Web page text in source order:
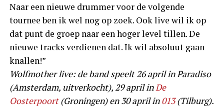
Naar een nieuwe drummer voor de volgende
tournee ben ik wel nog op zoek. Ook live wil ik op
dat punt de groep naar een hoger level tillen. De
nieuwe tracks verdienen dat. Ik wil absoluut gaan
knallen!”
Wolfmother live: de band speelt 26 april in Paradiso
(Amsterdam, uitverkocht), 29 april inDe
Oosterpoort(Groningen) en 30 april in013(Tilburg).